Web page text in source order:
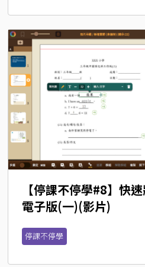
【停課不停學#8】快
電子版(一)(影片)
停課不停學